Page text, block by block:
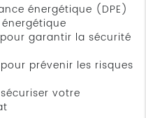
énergétique (DPE)
garantir la sécurité
prévenir les risques
votre